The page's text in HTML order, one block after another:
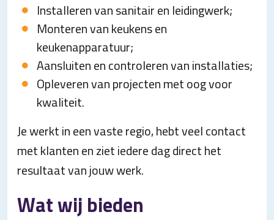
Installeren van sanitair en leidingwerk;
Monteren van keukens en
keukenapparatuur;
Aansluiten en controleren van installaties;
Opleveren van projecten met oog voor
kwaliteit.
Je werkt in een vaste regio, hebt veel contact
met klanten en ziet iedere dag direct het
resultaat van jouw werk.
Wat wij bieden